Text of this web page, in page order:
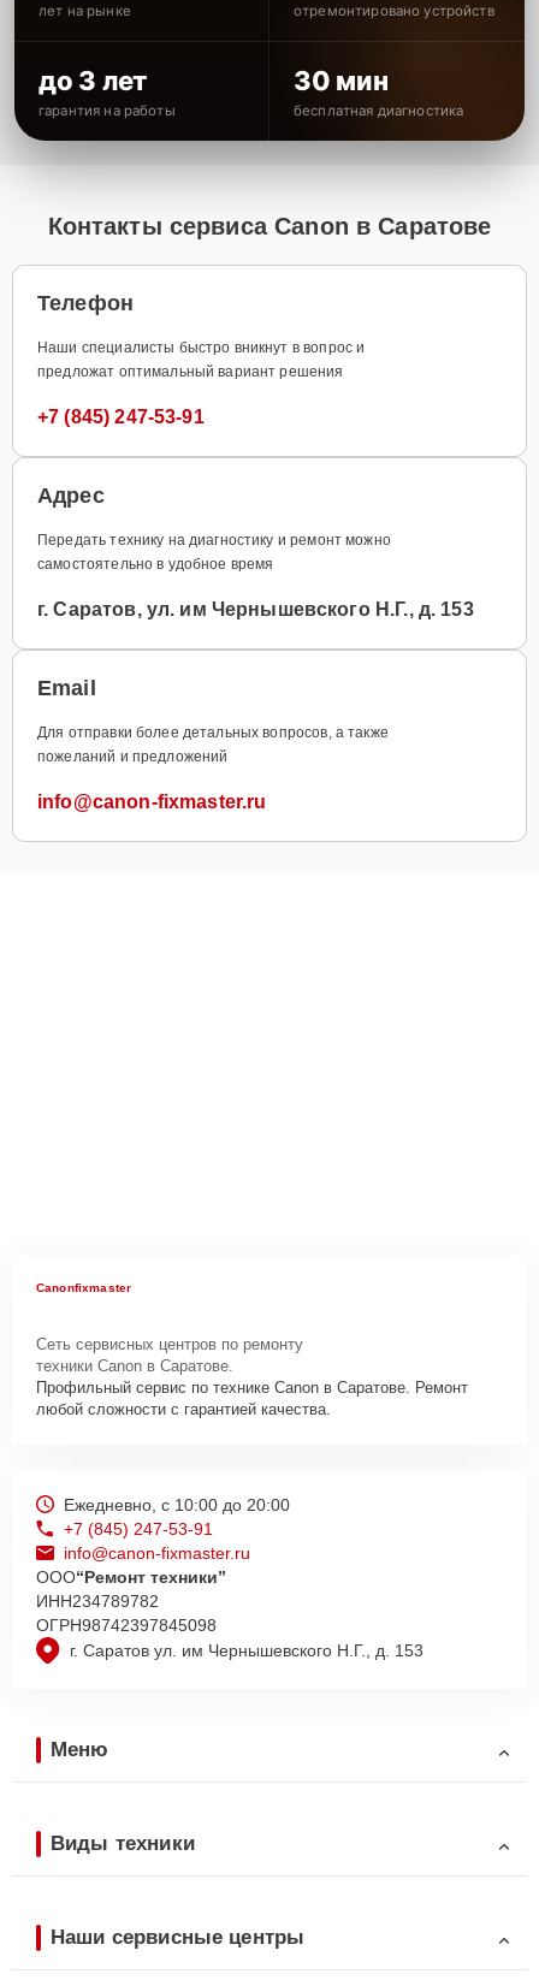
лет на рынке отремонтировано устройств
до 3 лет
гарантия на работы
30 мин
бесплатная диагностика
Контакты сервиса Canon в Саратове
Телефон
Наши специалисты быстро вникнут в вопрос и
предложат оптимальный вариант решения
+7 (845) 247-53-91
Адрес
Передать технику на диагностику и ремонт можно
самостоятельно в удобное время
г. Саратов, ул. им Чернышевского Н.Г., д. 153
Email
Для отправки более детальных вопросов, а также
пожеланий и предложений
info@canon-fixmaster.ru
Canonfixmaster
Сеть сервисных центров по ремонту
техники Canon в Саратове.
Профильный сервис по технике Canon в Саратове. Ремонт
любой сложности с гарантией качества.
г. Саратов ул. им Чернышевского Н.Г., д. 153
Ежедневно, с 10:00 до 20:00
+7 (845) 247-53-91
info@canon-fixmaster.ru
ООО“Ремонт техники”
ИНН234789782
ОГРН98742397845098
Меню
Виды техники
Наши сервисные центры